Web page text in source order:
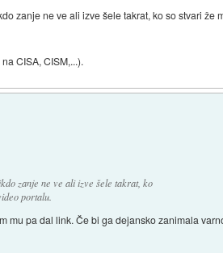
zanje ne ve ali izve šele takrat, ko so stvari že
CISA, CISM,...).
zanje ne ve ali izve šele takrat, ko
portalu.
mu pa dal link. Če bi ga dejansko zanimala